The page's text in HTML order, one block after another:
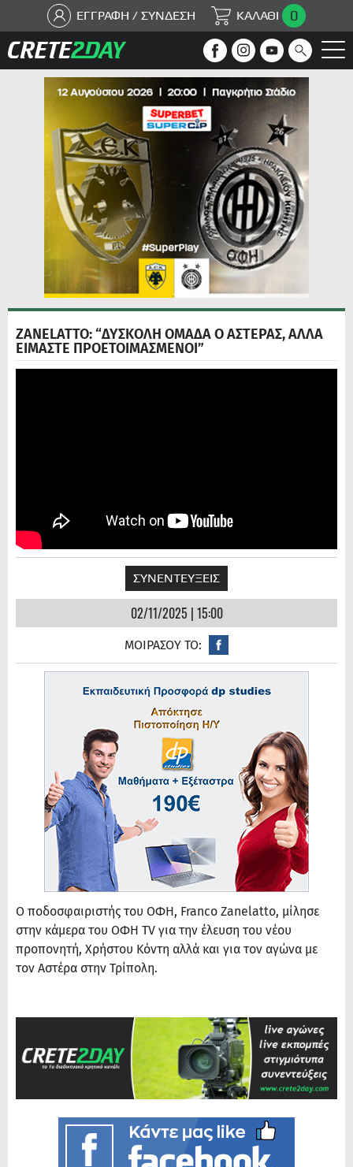
ΕΓΓΡΑΦΗ / ΣΥΝΔΕΣΗ ΚΑΛΑΘΙ 0
ZANELATTO: “ΔΥΣΚΟΛΗ ΟΜΑΔΑ Ο ΑΣΤΕΡΑΣ, ΑΛΛΑ
ΕΙΜΑΣΤΕ ΠΡΟΕΤΟΙΜΑΣΜΕΝΟΙ”
ΣΥΝΕΝΤΕΥΞΕΙΣ
02/11/2025 | 15:00
ΜΟΙΡΑΣΟΥ ΤΟ:
Ο ποδοσφαιριστής του ΟΦΗ, Franco Zanelatto, μίλησε
στην κάμερα του ΟΦΗ TV για την έλευση του νέου
προπονητή, Χρήστου Κόντη αλλά και για τον αγώνα με
τον Αστέρα στην Τρίπολη.